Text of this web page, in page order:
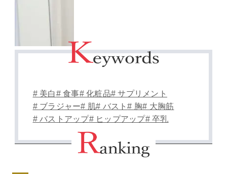
# 美白# 食事# 化粧品# サプリメント
# ブラジャー# 肌# バスト# 胸# 大胸筋
# バストアップ# ヒップアップ# 卒乳